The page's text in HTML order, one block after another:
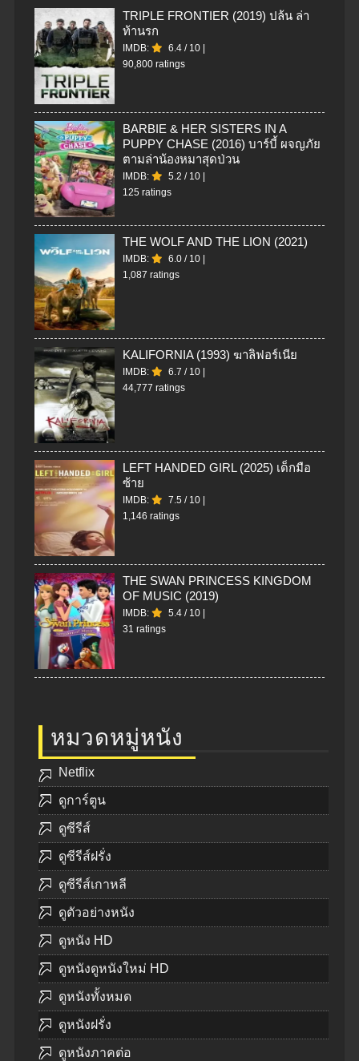
TRIPLE FRONTIER (2019) ปล้น ล่า
ท้านรก
IMDB: 6.4 / 10
90,800 ratings
BARBIE & HER SISTERS IN A
PUPPY CHASE (2016) บาร์บี้ ผจญภัย
ตามล่าน้องหมาสุดป่วน
IMDB: 5.2 / 10
125 ratings
THE WOLF AND THE LION (2021)
IMDB: 6.0 / 10
1,087 ratings
KALIFORNIA (1993) ฆาลิฟอร์เนีย
IMDB: 6.7 / 10
44,777 ratings
LEFT HANDED GIRL (2025) เด็กมือ
ซ้าย
IMDB: 7.5 / 10
1,146 ratings
THE SWAN PRINCESS KINGDOM
OF MUSIC (2019)
IMDB: 5.4 / 10
31 ratings
หมวดหมู่หนัง
Netflix
ดูการ์ตูน
ดูซีรีส์
ดูซีรีส์ฝรั่ง
ดูซีรีส์เกาหลี
ดูตัวอย่างหนัง
ดูหนัง HD
ดูหนังดูหนังใหม่ HD
ดูหนังทั้งหมด
ดูหนังฝรั่ง
ดูหนังภาคต่อ